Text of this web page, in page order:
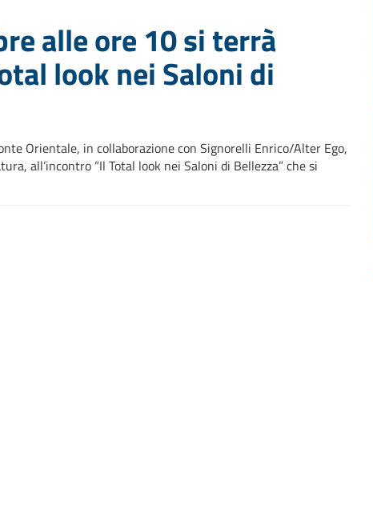
alle ore 10 si terrà
look nei Saloni di
Orientale, in collaborazione con Signorelli Enrico/Alter Ego,
all’incontro “Il Total look nei Saloni di Bellezza” che si